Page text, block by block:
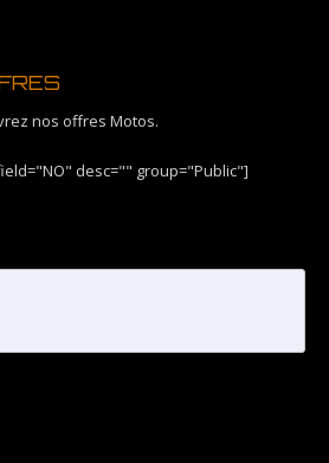
nos offres Motos.
desc="" group="Public"]